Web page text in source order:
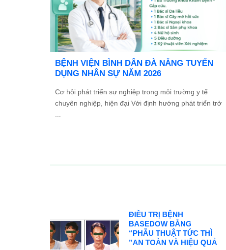
Ưu đãi đặc biệt: Khám chữa bệnh áp dụng
BHYT
Trong tinh thần đồng hành cùng người dân vượt qua
khó khăn do thiên tai lũ lụt, Bệnh viện Bình Dân ...
ĐIỀU TRỊ BỆNH
BASEDOW BẰNG
“PHẪU THUẬT TỨC THÌ
”AN TOÀN VÀ HIỆU QUẢ